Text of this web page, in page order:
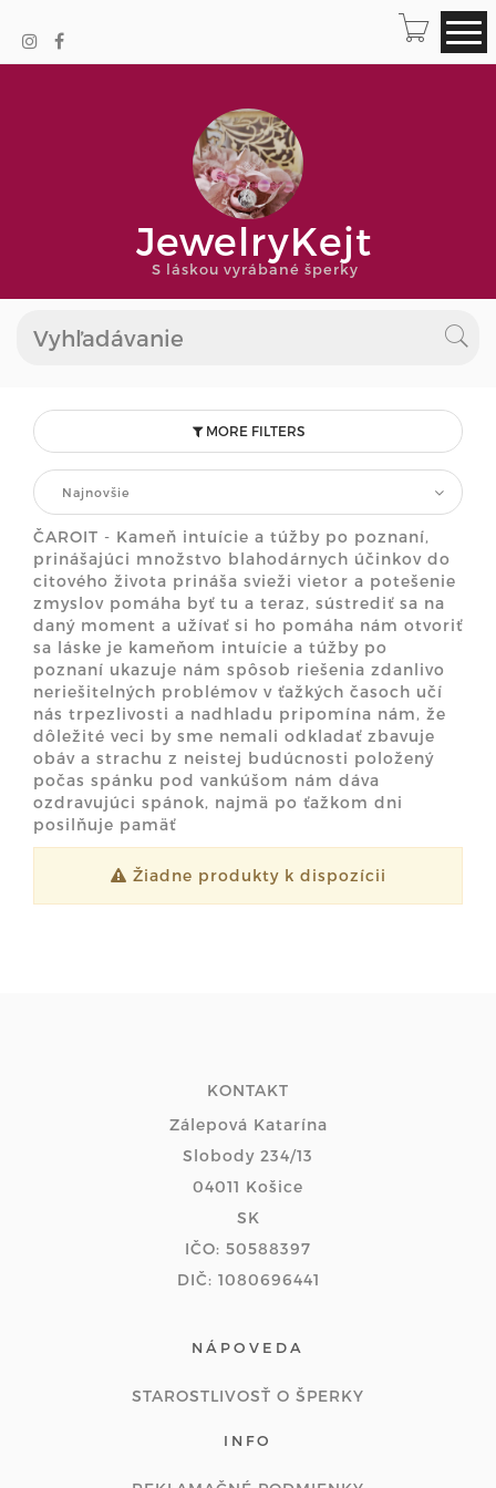
JewelryKejt
S láskou vyrábané šperky
MORE FILTERS
Najnovšie
ČAROIT - Kameň intuície a túžby po poznaní,
prinášajúci množstvo blahodárnych účinkov do
citového života prináša svieži vietor a potešenie
zmyslov pomáha byť tu a teraz, sústrediť sa na
daný moment a užívať si ho pomáha nám otvoriť
sa láske je kameňom intuície a túžby po
poznaní ukazuje nám spôsob riešenia zdanlivo
neriešitelných problémov v ťažkých časoch učí
nás trpezlivosti a nadhladu pripomína nám, že
dôležité veci by sme nemali odkladať zbavuje
obáv a strachu z neistej budúcnosti položený
počas spánku pod vankúšom nám dáva
ozdravujúci spánok, najmä po ťažkom dni
posilňuje pamäť
Žiadne produkty k dispozícii
KONTAKT
Zálepová Katarína
Slobody 234/13
04011 Košice
SK
IČO: 50588397
DIČ: 1080696441
NÁPOVEDA
STAROSTLIVOSŤ O ŠPERKY
INFO